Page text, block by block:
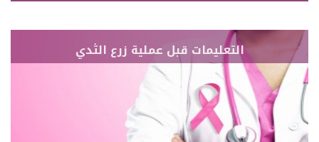
التعليمات قبل عملية زرع الثدي